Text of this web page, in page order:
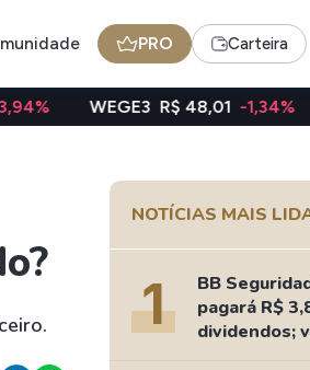
PRO Carteira
Ação
Axia TRXF11
Criptomoedas Ideias
R$ 48,01 -1,34% KLBN11 R$
NOTÍCIAS MAIS
1
BB
pagará R$
dividendos;
ação